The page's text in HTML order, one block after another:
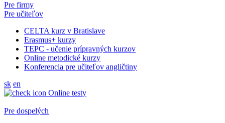
Pre firmy
Pre učiteľov
CELTA kurz v Bratislave
Erasmus+ kurzy
TEPC - učenie prípravných kurzov
Online metodické kurzy
Konferencia pre učiteľov angličtiny
sk en
Online testy
Pre dospelých